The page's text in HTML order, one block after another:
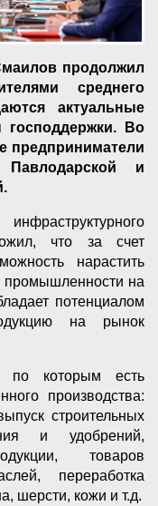
продолжил
среднего
актуальные
Во
предприниматели
Павлодарской и
что за счет
нарастить
промышленности на
потенциалом
на рынок
по которым есть
производства:
строительных
и удобрений,
товаров
переработка
шерсти, кожи и т.д.